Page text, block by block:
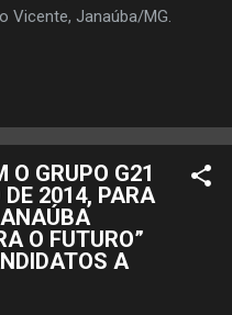
Vicente, Janaúba/MG.
O GRUPO G21
DE 2014, PARA
O FUTURO”
A